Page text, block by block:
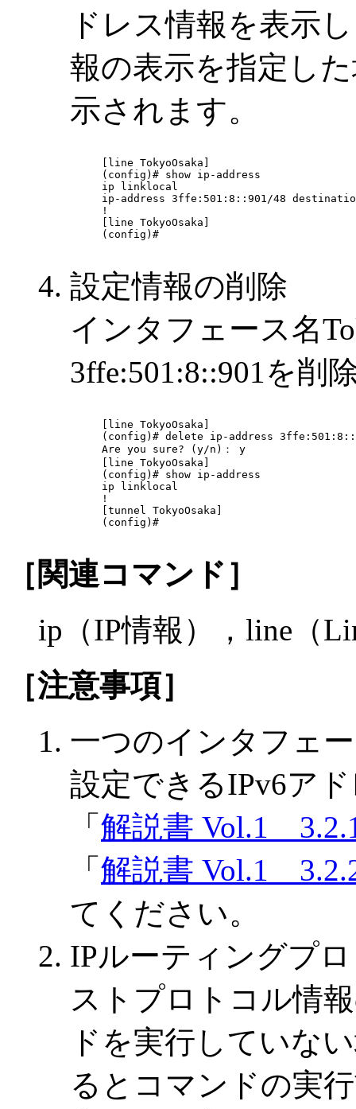
ドレス情報を表示
報の表示を指定し
示されます。
[line TokyoOsaka]
(config)# show ip-address
ip linklocal
ip-address 3ffe:501:8::901/48
!
[line TokyoOsaka]
(config)#
設定情報の削除
インタフェース名
3ffe:501:8::901を削
[line TokyoOsaka]
(config)# delete ip-address
Are you sure? (y/n)： y
[line TokyoOsaka]
(config)# show ip-address
ip linklocal
!
[tunnel TokyoOsaka]
(config)#
［関連コマンド］
ip（IP情報），line（
［注意事項］
一つのインタフェ
設定できるIPv6ア
「 解説書 Vol.1
「 解説書 Vol.1
てください。
IPルーティングプ
ストプロトコル情
ドを実行していな
るとコマンドの実